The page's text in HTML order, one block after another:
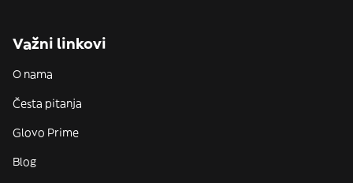
Važni linkovi
O nama
Česta pitanja
Glovo Prime
Blog